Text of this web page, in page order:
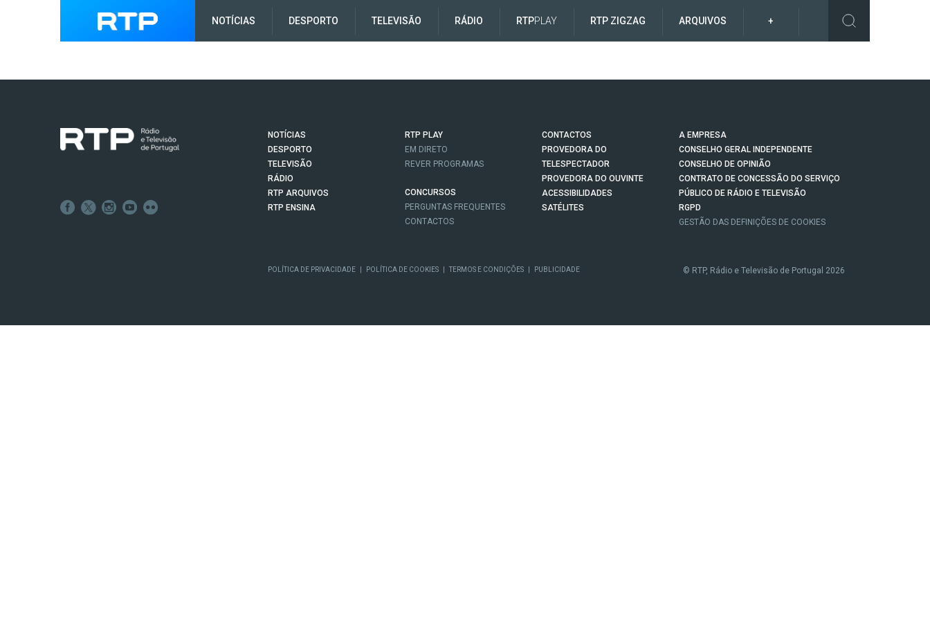
NOTÍCIAS DESPORTO TELEVISÃO RÁDIO RTPPLAY RTP ZIGZAG ARQUIVOS +
NOTÍCIAS
DESPORTO
TELEVISÃO
RÁDIO
RTP ARQUIVOS
RTP ENSINA
RTP PLAY
EM DIRETO
REVER PROGRAMAS
CONCURSOS
PERGUNTAS FREQUENTES
CONTACTOS
CONTACTOS
PROVEDORA DO
TELESPECTADOR
PROVEDORA DO OUVINTE
ACESSIBILIDADES
SATÉLITES
A EMPRESA
CONSELHO GERAL INDEPENDENTE
CONSELHO DE OPINIÃO
CONTRATO DE CONCESSÃO DO SERVIÇO
PÚBLICO DE RÁDIO E TELEVISÃO
RGPD
GESTÃO DAS DEFINIÇÕES DE COOKIES
POLÍTICA DE PRIVACIDADE POLÍTICA DE COOKIES TERMOS E CONDIÇÕES PUBLICIDADE © RTP, Rádio e Televisão de Portugal 2026